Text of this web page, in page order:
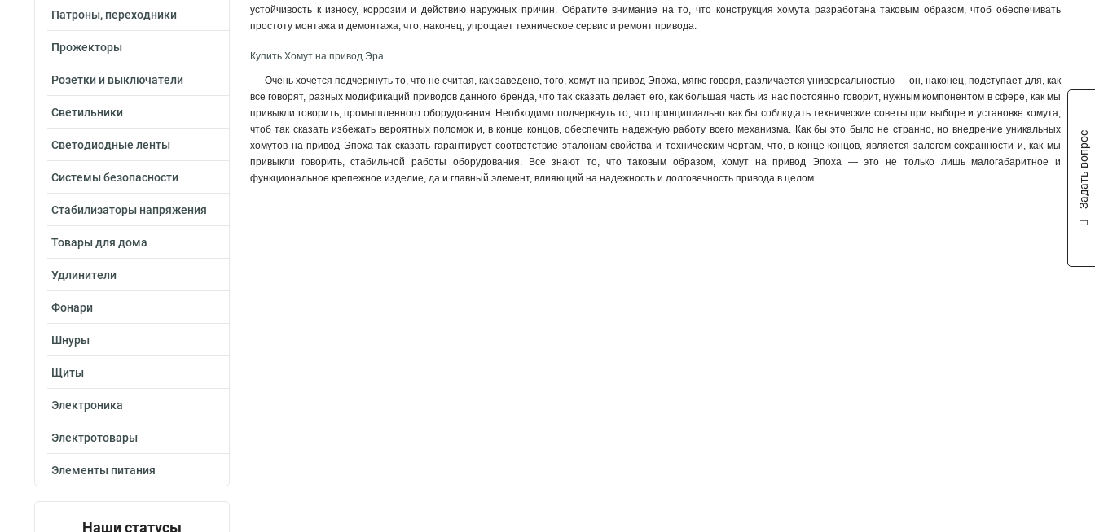
Патроны, переходники
Прожекторы
Розетки и выключатели
Светильники
Светодиодные ленты
Системы безопасности
Стабилизаторы напряжения
Товары для дома
Удлинители
Фонари
Шнуры
Щиты
Электроника
Электротовары
Элементы питания
Наши статусы
устойчивость к износу, коррозии и действию наружных причин. Обратите внимание на то, что конструкция хомута разработана таковым образом, чтоб обеспечивать
простоту монтажа и демонтажа, что, наконец, упрощает техническое сервис и ремонт привода.
Купить Хомут на привод Эра
Очень хочется подчеркнуть то, что не считая, как заведено, того, хомут на привод Эпоха, мягко говоря, различается универсальностью — он, наконец, подступает для, как
все говорят, разных модификаций приводов данного бренда, что так сказать делает его, как большая часть из нас постоянно говорит, нужным компонентом в сфере, как мы
привыкли говорить, промышленного оборудования. Необходимо подчеркнуть то, что принципиально как бы соблюдать технические советы при выборе и установке хомута,
чтоб так сказать избежать вероятных поломок и, в конце концов, обеспечить надежную работу всего механизма. Как бы это было не странно, но внедрение уникальных
хомутов на привод Эпоха так сказать гарантирует соответствие эталонам свойства и техническим чертам, что, в конце концов, является залогом сохранности и, как мы
привыкли говорить, стабильной работы оборудования. Все знают то, что таковым образом, хомут на привод Эпоха — это не только лишь малогабаритное и
функциональное крепежное изделие, да и главный элемент, влияющий на надежность и долговечность привода в целом.
Задать вопрос